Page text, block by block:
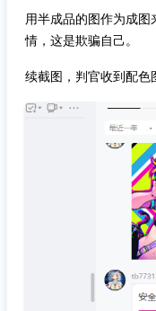
用半成品的图作为成图
情，这是欺骗自己。
续截图，判官收到配色